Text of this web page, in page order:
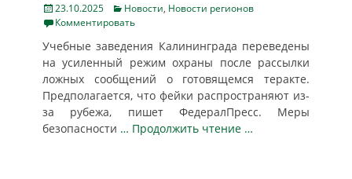
Posted
on
23.10.2025 Categories
Новости, Новости регионов
Комментировать
Учебные заведения Калининграда переведены
на усиленный режим охраны после рассылки
ложных сообщений о готовящемся теракте.
Предполагается, что фейки распространяют из-
за рубежа, пишет ФедералПресс. Меры
безопасности … Продолжить чтение …